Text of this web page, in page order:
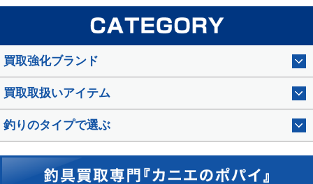
買取強化ブランド
買取取扱いアイテム
釣りのタイプで選ぶ